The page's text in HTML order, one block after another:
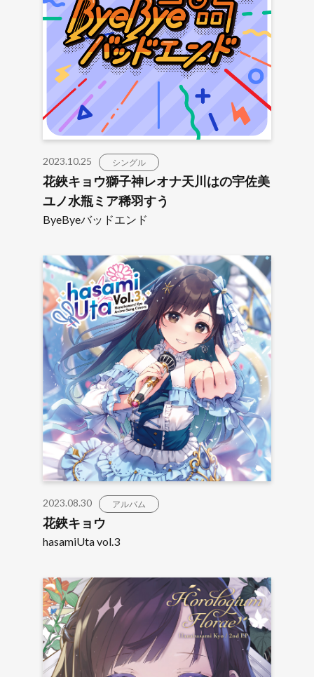
2023.10.25 シングル
花鋏キョウ獅子神レオナ天川はの宇佐美
ユノ水瓶ミア稀羽すう
ByeByeバッドエンド
2023.08.30 アルバム
花鋏キョウ
hasamiUta vol.3